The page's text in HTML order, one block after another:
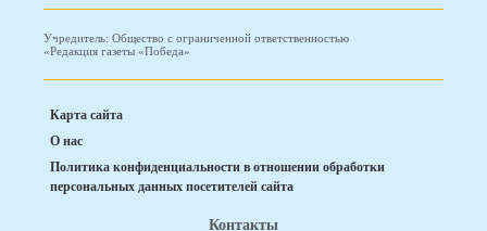
Учредитель: Общество с ограниченной ответственностью
«Редакция газеты «Победа»
Карта сайта
О нас
Политика конфиденциальности в отношении обработки
персональных данных посетителей сайта
Контакты